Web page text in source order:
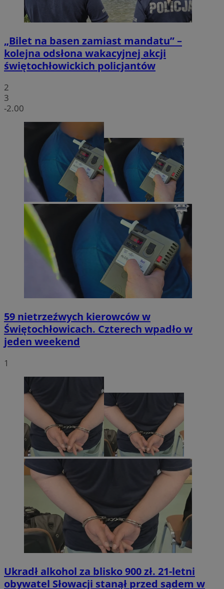
„Bilet na basen zamiast mandatu” –
kolejna odsłona wakacyjnej akcji
świętochłowickich policjantów
2
3
-2.00
59 nietrzeźwych kierowców w
Świętochłowicach. Czterech wpadło w
jeden weekend
1
Ukradł alkohol za blisko 900 zł. 21-letni
obywatel Słowacji stanął przed sądem w